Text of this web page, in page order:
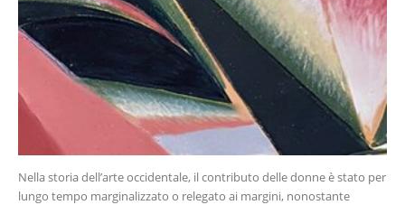
Nella storia dell’arte occidentale, il contributo delle donne è stato per
lungo tempo marginalizzato o relegato ai margini, nonostante